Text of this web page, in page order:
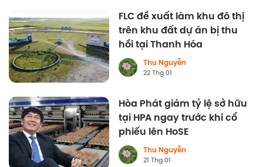
FLC đề xuất làm khu đô thị
trên khu đất dự án bị thu
hồi tại Thanh Hóa
Thu Nguyễn
22 Thg 01
Hòa Phát giảm tỷ lệ sở hữu
tại HPA ngay trước khi cổ
phiếu lên HoSE
Thu Nguyễn
21 Thg 01